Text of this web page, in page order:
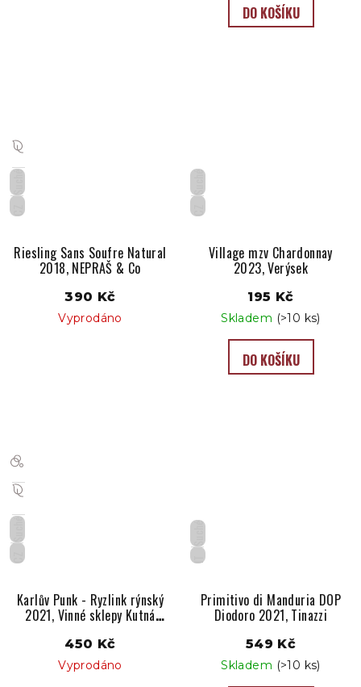
DO KOŠÍKU
CZ
Suché
Riesling Sans Soufre Natural
2018, NEPRAŠ & Co
390 Kč
Vyprodáno
CZ
Suché
Village mzv Chardonnay
2023, Verýsek
195 Kč
Skladem (>10 ks)
DO KOŠÍKU
CZ
Suché
Karlův Punk - Ryzlink rýnský
2021, Vinné sklepy Kutná
450 Kč
Vyprodáno
IT
Suché
Primitivo di Manduria DOP
Diodoro 2021, Tinazzi
549 Kč
Skladem (>10 ks)